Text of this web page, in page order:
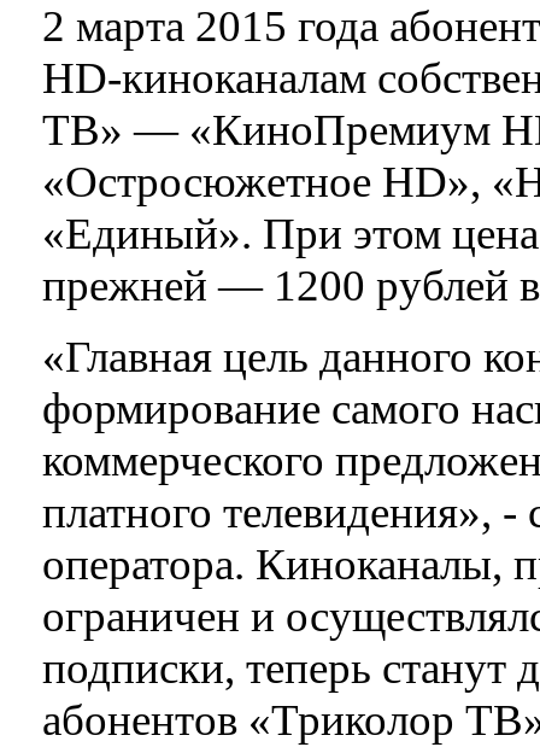
2 марта 2015 года
HD-киноканалам
ТВ» — «КиноПремиум
«Остросюжетное HD»,
«Единый». При этом цена
прежней — 1200 рублей
«Главная цель данного
формирование самого
коммерческого
платного телевидения»,
оператора. Киноканалы,
ограничен и
подписки, теперь
абонентов «Триколор